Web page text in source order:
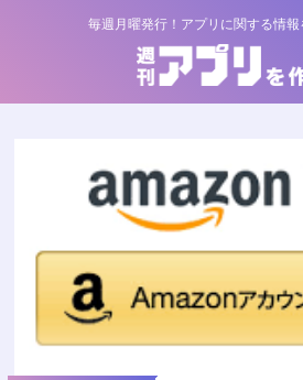
毎週月曜発行！アプリに関する情報